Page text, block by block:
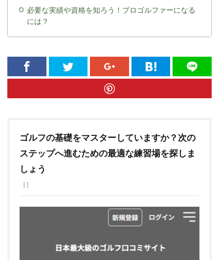
必要な実績や資格を知ろう！プロゴルファーになる
には？
ゴルフの基礎をマスターしていますか？次の
ステップへ進むための最適な練習場を探しま
しょう